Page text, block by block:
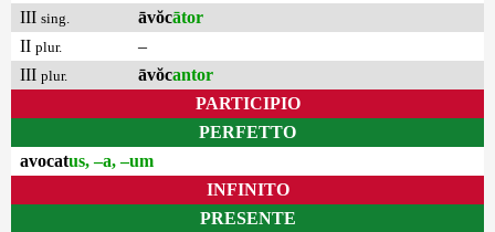
III sing. āvŏcātor
II plur.
–
III plur. āvŏcantor
PARTICIPIO
PERFETTO
avocatus, –a, –um
INFINITO
PRESENTE